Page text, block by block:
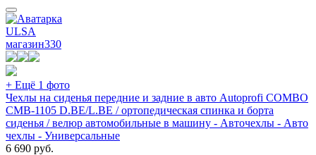
ULSA
магазин330
+ Ещё 1 фото
Чехлы на сиденья передние и задние в авто Autoprofi COMBO
CMB-1105 D.BE/L.BE / ортопедическая спинка и борта
сиденья / велюр автомобильные в машину - Авточехлы - Авто
чехлы - Универсальные
6 690 руб.